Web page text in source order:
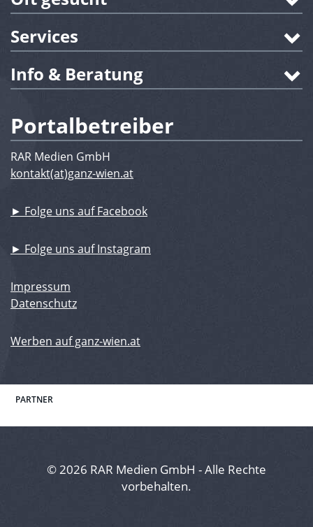
Services
Info & Beratung
Portalbetreiber
RAR Medien GmbH
kontakt(at)ganz-wien.at
► Folge uns auf Facebook
► Folge uns auf Instagram
Impressum
Datenschutz
Werben auf ganz-wien.at
PARTNER
© 2026 RAR Medien GmbH - Alle Rechte
vorbehalten.